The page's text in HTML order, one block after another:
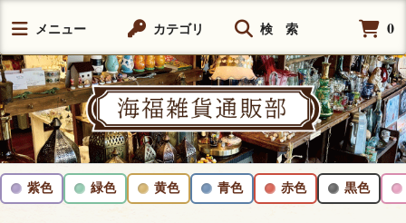
メニュー カテゴリ 検 索 0
紫色 緑色 黄色 青色 赤色 黒色